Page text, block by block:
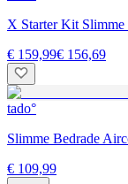
X Starter Kit
€ 159,99€ 156,69
tado°
Slimme Bedrade
€ 109,99